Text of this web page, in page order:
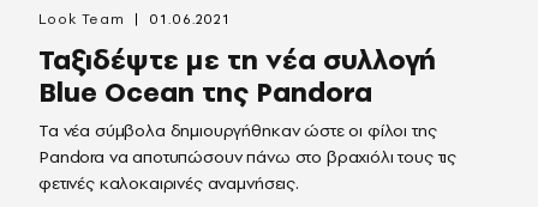
Ταξιδέψτε με τη νέα συλλογή
Blue Ocean της Pandora
Τα νέα σύμβολα δημιουργήθηκαν ώστε οι φίλοι της
Pandora να αποτυπώσουν πάνω στο βραχιόλι τους τις
φετινές καλοκαιρινές αναμνήσεις.
Look Team 01.06.2021